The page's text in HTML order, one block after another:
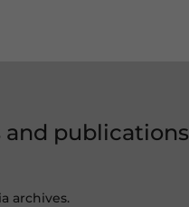
and publications
archives.